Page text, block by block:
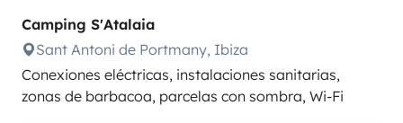
Camping S'Atalaia
Sant Antoni de Portmany, Ibiza
Conexiones eléctricas, instalaciones sanitarias,
zonas de barbacoa, parcelas con sombra, Wi-Fi